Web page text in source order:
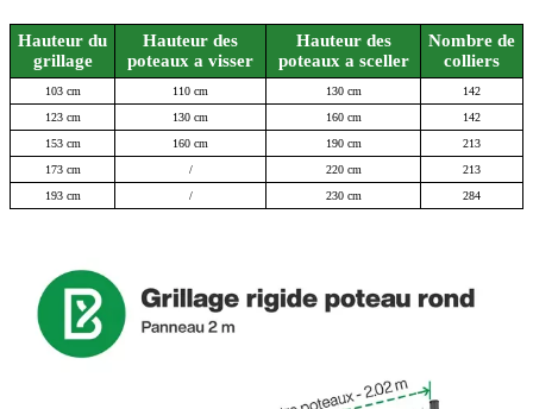
Hauteur du
grillage
Hauteur des
poteaux a visser
Hauteur des
poteaux a sceller
Nombre de
colliers
103 cm 110 cm 130 cm
142
123 cm
130 cm 160 cm
142
153 cm
160 cm 190 cm
213
173 cm
/ 220 cm
213
193 cm
/ 230 cm 284